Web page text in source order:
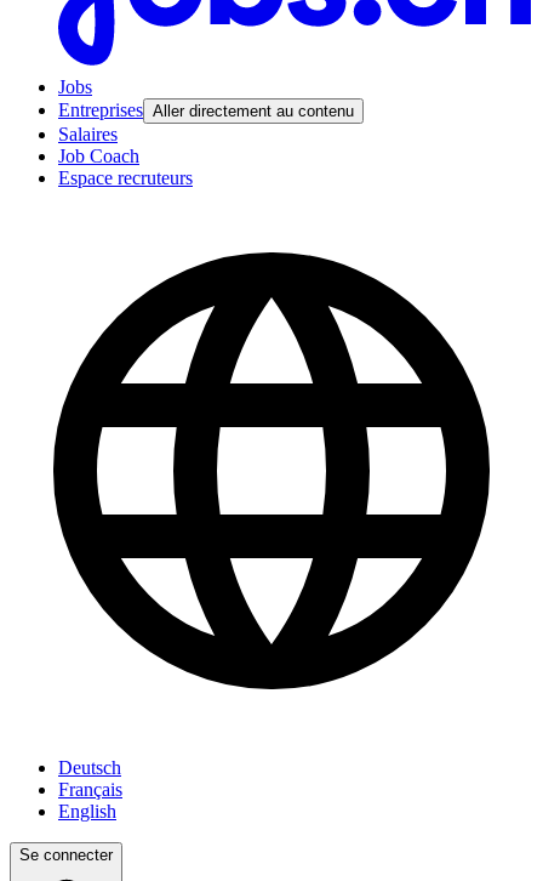
Jobs
Entreprises Aller directement au contenu
Salaires
Job Coach
Espace recruteurs
Deutsch
Français
English
Se connecter